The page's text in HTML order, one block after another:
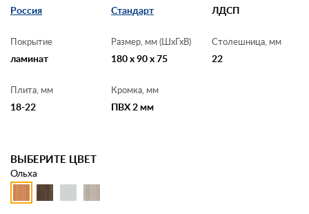
Россия Стандарт ЛДСП
Покрытие
ламинат
Размер, мм (ШхГхВ)
180 x 90 x 75
Столешница, мм
22
Плита, мм
18-22
Кромка, мм
ПВХ 2 мм
ВЫБЕРИТЕ ЦВЕТ
Ольха